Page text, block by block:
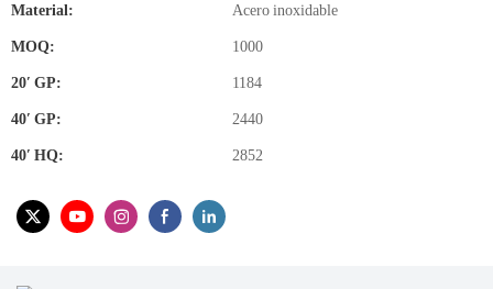
Material: Acero inoxidable
MOQ: 1000
20′ GP: 1184
40′ GP: 2440
40′ HQ: 2852